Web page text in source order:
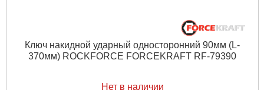
Ключ накидной ударный односторонний 90мм (L-
370мм) ROCKFORCE FORCEKRAFT RF-79390
Нет в наличии